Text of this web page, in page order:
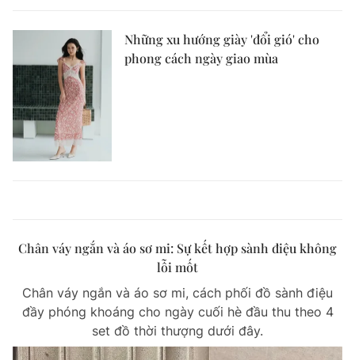
Những xu hướng giày 'đổi gió' cho
phong cách ngày giao mùa
Chân váy ngắn và áo sơ mi: Sự kết hợp sành điệu không
lỗi mốt
Chân váy ngắn và áo sơ mi, cách phối đồ sành điệu
đầy phóng khoáng cho ngày cuối hè đầu thu theo 4
set đồ thời thượng dưới đây.